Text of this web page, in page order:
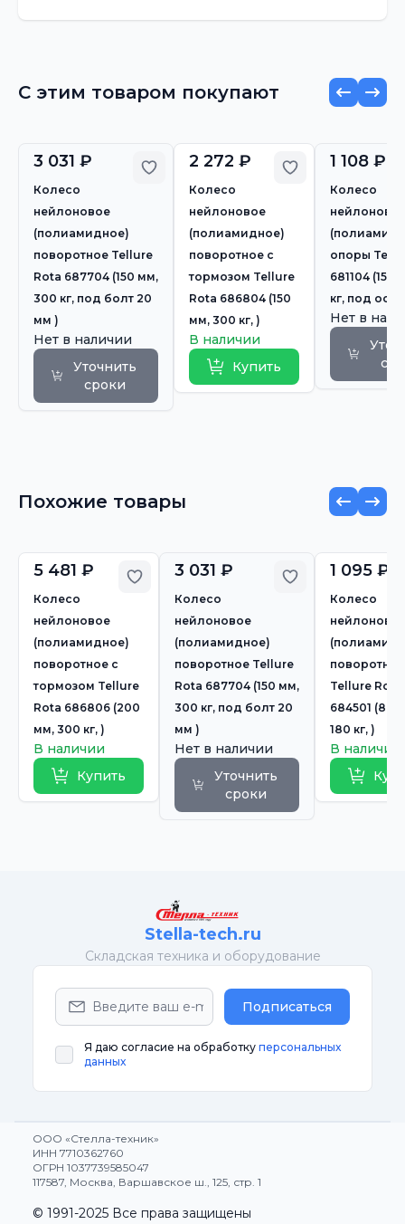
С этим товаром покупают
Добавить в избранное
3 031 ₽
Колесо
нейлоновое
(полиамидное)
поворотное Tellure
Rota 687704 (150 мм,
300 кг, под болт 20
мм )
Нет в наличии
Уточнить
сроки
Добавить в
2 272 ₽
Колесо
нейлоновое
(полиамидное)
поворотное с
тормозом Tellure
Rota 686804 (150
мм, 300 кг, )
В наличии
Купить
1 108 ₽
Колесо
опоры
681104 (150
кг, под ось
Нет в
Похожие товары
Добавить в избранное
5 481 ₽
Колесо
нейлоновое
(полиамидное)
поворотное с
тормозом Tellure
Rota 686806 (200
мм, 300 кг, )
В наличии
Купить
Добавить в
3 031 ₽
Колесо
нейлоновое
(полиамидное)
поворотное Tellure
Rota 687704 (150 мм,
300 кг, под болт 20
мм )
Нет в наличии
Уточнить
сроки
1 095 ₽
Колесо
поворотное
Tellure Rota
684501 (80
180 кг, )
В наличии
Stella-tech.ru
Cкладская техника и оборудование
Подписаться
Я даю согласие на обработку персональных
данных
ООО «Стелла-техник»
ИНН 7710362760
ОГРН 1037739585047
117587, Москва, Варшавское ш., 125, стр. 1
© 1991-2025 Все права защищены